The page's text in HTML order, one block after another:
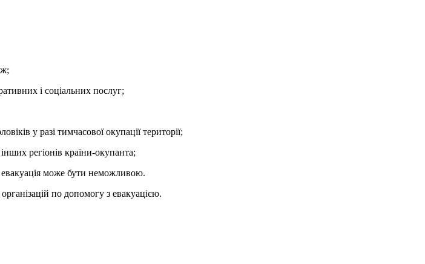
і соціальних послуг;
у разі тимчасової окупації території;
регіонів країни-окупанта;
може бути неможливою.
по допомогу з евакуацією.